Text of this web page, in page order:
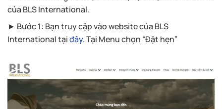
của BLS International.
► Bước 1: Bạn truy cập vào website của BLS
International tạiđây. Tại Menu chọn “Đặt hẹn”